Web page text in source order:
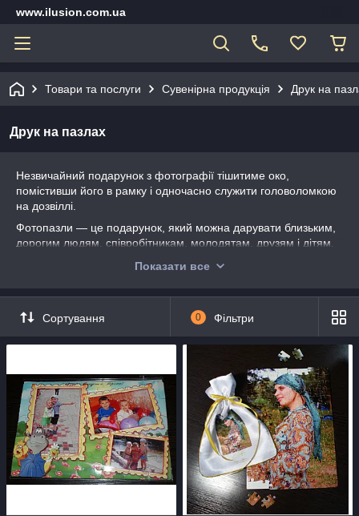
www.ilusion.com.ua
Товари та послуги Сувенірна продукція Друк на
Друк на пазлах
Незвичайний подарунок з фотографії тішитиме око,
помістивши його в рамку і одночасно служити головоломкою
на дозвіллі.
Фотопазли — це подарунок, який можна дарувати близьким,
дорогим людям, співробітникам, молодятам, друзям і дітям.
зробити незабутній колаж з подій, які відбувалися в житті. Такі
упакувати або прикласти до них рамку. Вам не потрібно
шукати необхідні аксесуари для фотопазлів, всі вони є у нас в
Показати все
Сортування 0 Фільтри